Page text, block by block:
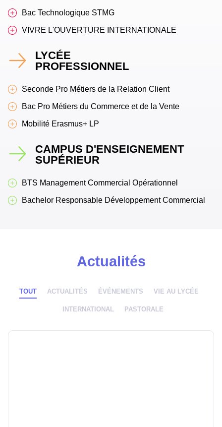
Bac Technologique STMG
VIVRE L'OUVERTURE INTERNATIONALE
LYCÉE
PROFESSIONNEL
Seconde Pro Métiers de la Relation Client
Bac Pro Métiers du Commerce et de la Vente
Mobilité Erasmus+ LP
CAMPUS D'ENSEIGNEMENT
SUPÉRIEUR
BTS Management Commercial Opérationnel
Bachelor Responsable Développement Commercial
Actualités
TOUT ACTUALITÉS ÉVÉNEMENTS VIE AU LYCÉE
INTERNATIONAL PASTORALE